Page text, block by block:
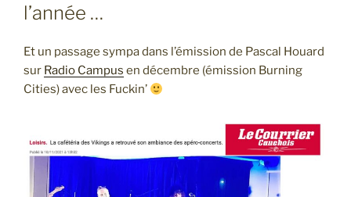
l’année …
Et un passage sympa dans l’émission de Pascal Houard
sur Radio Campus en décembre (émission Burning
Cities) avec les Fuckin’